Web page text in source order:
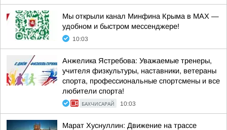
Мы открыли канал Минфина Крыма в МАХ —
удобном и быстром мессенджере!
10:03
Анжелика Ястребова: Уважаемые тренеры,
учителя физкультуры, наставники, ветераны
спорта, профессиональные спортсмены и все
любители спорта!
БАХЧИСАРАЙ 10:03
Марат Хуснуллин: Движение на трассе